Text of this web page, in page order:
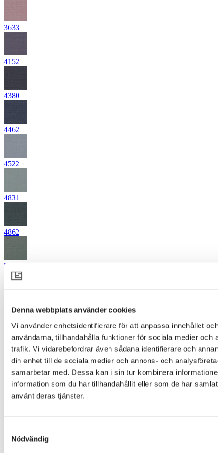
Denna webbplats använder cookies
Vi använder enhetsidentifierare för att anpassa innehållet
användarna, tillhandahålla funktioner för sociala medier och
trafik. Vi vidarebefordrar även sådana identifierare och
din enhet till de sociala medier och annons- och
samarbetar med. Dessa kan i sin tur kombinera
information som du har tillhandahållit eller som de har
använt deras tjänster.
Nödvändig
3633
4152
4380
4462
4522
4831
4862
5251
5731
6360